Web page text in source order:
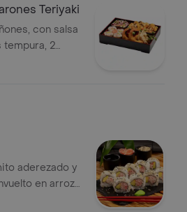
Teriyaki
con salsa
tempura, 2
4 bocados
aderezado y
en arroz
clásico